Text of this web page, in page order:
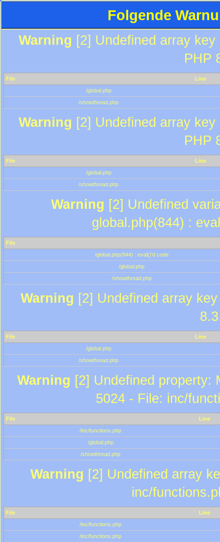
Folgende
Warning [2] Undefined array
PHP
File
Line
/global.php
/showthread.php
Warning [2] Undefined array
PHP
File
Line
/global.php
/showthread.php
Warning [2] Undefined
global.php(844) :
File
/global.php(844) : eval()'d code
/global.php
/showthread.php
Warning [2] Undefined array
File
Line
/global.php
/showthread.php
Warning [2] Undefined property:
5024 - File: inc/
File
Line
/inc/functions.php
/global.php
/showthread.php
Warning [2] Undefined array
inc/
File
Line
/inc/functions.php
/inc/functions.php